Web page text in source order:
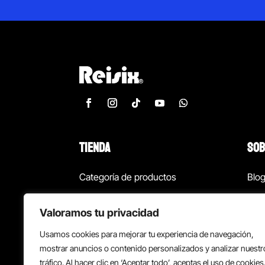
Valoramos tu privacidad
Usamos cookies para mejorar tu experiencia de navegación,
mostrar anuncios o contenido personalizados y analizar
tráfico. Al hacer clic en ‘Aceptar todo’, aceptas el uso de cookies.
TIENDA
Categoría de productos
¡Las mejores ofertas!
Back to school
Blog